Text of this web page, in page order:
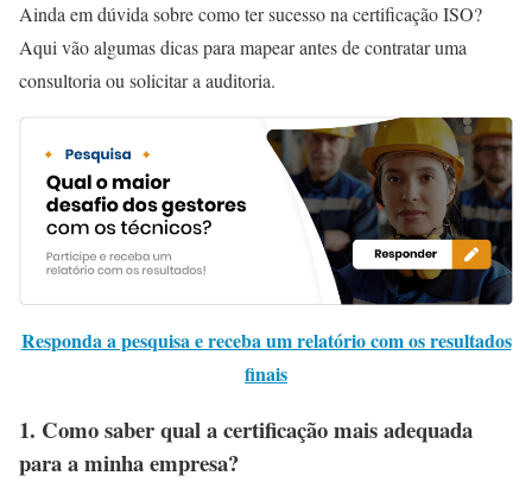
Ainda em dúvida sobre como ter sucesso na certificação ISO?
Aqui vão algumas dicas para mapear antes de contratar uma
consultoria ou solicitar a auditoria.
Responda a pesquisa e receba um relatório com os resultados
finais
1. Como saber qual a certificação mais adequada
para a minha empresa?